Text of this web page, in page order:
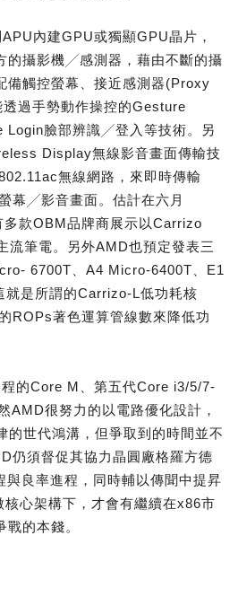
內建GPU或獨顯GPU晶片，
的攝影機╱感測器，藉由不斷的攝
備觸控螢幕、接近感測器(Proxy
過手勢動作操控的Gesture
Login臉部辨識╱登入等技術。另
Display無線影音畫面傳輸技
無線網路，來即時傳輸
幕╱影音畫面。估計在六月
款OBM品牌商展示以Carrizo
筆電。另外AMD也預定發表三
6700T、A4 Micro-6400T、E1
是所謂的Carrizo-L低功耗核
ROPs著色運算管線數來降低功
的Core M、第五代Core i3/5/7-
AMD很努力的以電路優化設計，
的世代鴻溝，但爭取到的時間並不
仍須督促其協力晶圓廠格羅方德
良率進程，同時輔以傳聞中提昇
心架構下，才會有繼續在x86市
的本錢。